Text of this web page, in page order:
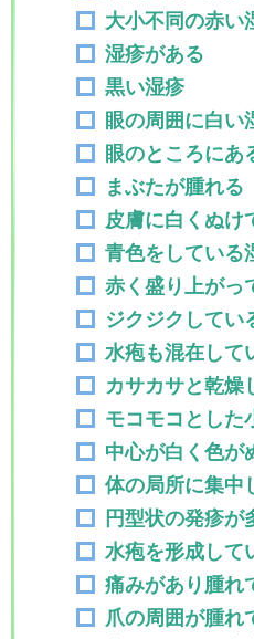
大小不同の赤い
湿疹がある
黒い湿疹
眼の周囲に白い
眼のところにあ
まぶたが腫れる
皮膚に白くぬけ
青色をしている
赤く盛り上がっ
ジクジクしてい
水疱も混在して
カサカサと乾燥
モコモコとした
中心が白く色が
体の局所に集中
円型状の発疹が
水疱を形成して
痛みがあり腫れ
爪の周囲が腫れ